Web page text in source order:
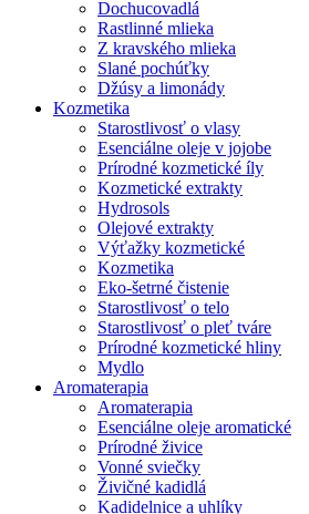
Dochucovadlá
Rastlinné mlieka
Z kravského mlieka
Slané pochúťky
Džúsy a limonády
Kozmetika
Starostlivosť o vlasy
Esenciálne oleje v jojobe
Prírodné kozmetické íly
Kozmetické extrakty
Hydrosols
Olejové extrakty
Výťažky kozmetické
Kozmetika
Eko-šetrné čistenie
Starostlivosť o telo
Starostlivosť o pleť tváre
Prírodné kozmetické hliny
Mydlo
Aromaterapia
Aromaterapia
Esenciálne oleje aromatické
Prírodné živice
Vonné sviečky
Živičné kadidlá
Kadidelnice a uhlíky